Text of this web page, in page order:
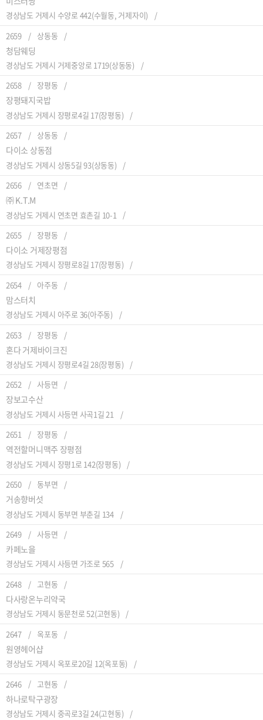
경상남도 거제시 수양로 442(수월동, 거제자이)
2659
상동동
청담웨딩
경상남도 거제시 거제중앙로 1719(상동동)
2658
장평동
장평돼지국밥
경상남도 거제시 장평로4길 17(장평동)
2657
상동동
다이소 상동점
경상남도 거제시 상동5길 93(상동동)
2656
연초면
㈜ K.T.M
경상남도 거제시 연초면 효촌길 10-1
2655
장평동
다이소 거제장평점
경상남도 거제시 장평로8길 17(장평동)
2654
아주동
맘스터치
경상남도 거제시 아주로 36(아주동)
2653
장평동
혼다 거제바이크진
경상남도 거제시 장평로4길 28(장평동)
2652
사등면
장보고수산
경상남도 거제시 사등면 사곡1길 21
2651
장평동
역전할머니맥주 장평점
경상남도 거제시 장평1로 142(장평동)
2650
동부면
거송향버섯
경상남도 거제시 동부면 부춘길 134
2649
사등면
카페노을
경상남도 거제시 사등면 가조로 565
2648
고현동
다사랑온누리약국
경상남도 거제시 동문천로 52(고현동)
2647
옥포동
원영헤어샵
경상남도 거제시 옥포로20길 12(옥포동)
2646
고현동
하나로탁구광장
경상남도 거제시 중곡로3길 24(고현동)